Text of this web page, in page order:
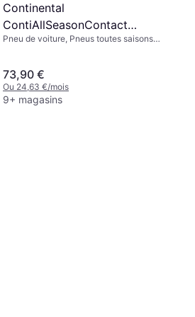
Continental
ContiAllSeasonContact
165/70 R14 81T
Pneu de voiture, Pneus toutes saisons,
73,90 €
Ou 24,63 €/mois
9+ magasins